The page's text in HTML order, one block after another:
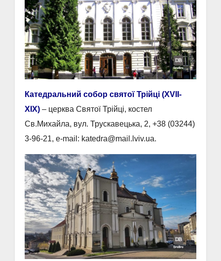
Катедральний собор святої Трійці (XVII-
ХІХ) – церква Святої Трійці, костел
Св.Михайла, вул. Трускавецька, 2, +38 (03244)
3-96-21, e-mail: katedra@mail.lviv.ua.